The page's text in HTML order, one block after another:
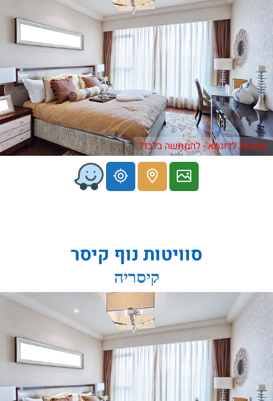
תמונות לדוגמא - להמחשה בלבד!
סוויטות נוף קיסר
קיסריה